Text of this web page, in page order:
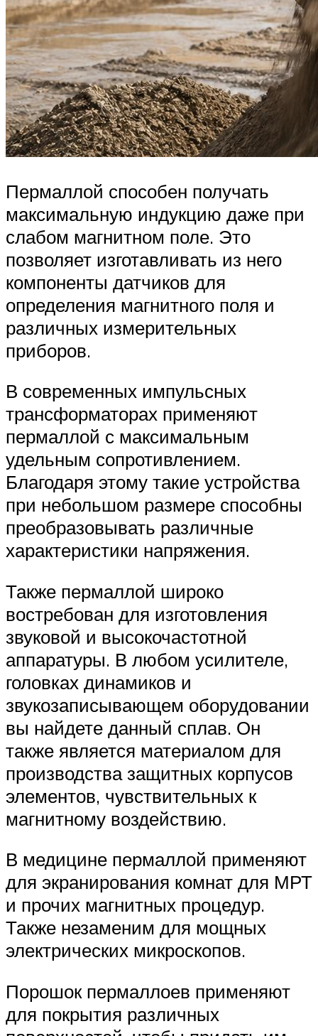
Пермаллой способен получать
максимальную индукцию даже при
слабом магнитном поле. Это
позволяет изготавливать из него
компоненты датчиков для
определения магнитного поля и
различных измерительных
приборов.
В современных импульсных
трансформаторах применяют
пермаллой с максимальным
удельным сопротивлением.
Благодаря этому такие устройства
при небольшом размере способны
преобразовывать различные
характеристики напряжения.
Также пермаллой широко
востребован для изготовления
звуковой и высокочастотной
аппаратуры. В любом усилителе,
головках динамиков и
звукозаписывающем оборудовании
вы найдете данный сплав. Он
также является материалом для
производства защитных корпусов
элементов, чувствительных к
магнитному воздействию.
В медицине пермаллой применяют
для экранирования комнат для МРТ
и прочих магнитных процедур.
Также незаменим для мощных
электрических микроскопов.
Порошок пермаллоев применяют
для покрытия различных